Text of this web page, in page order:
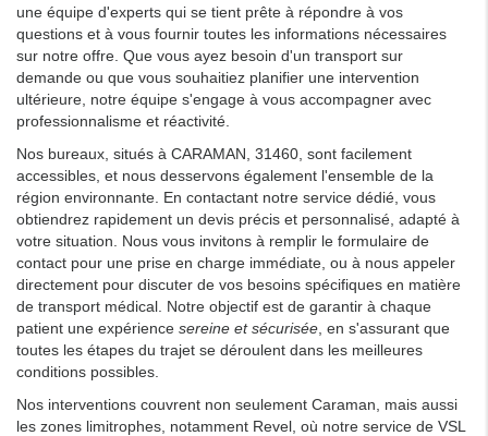
une équipe d'experts qui se tient prête à répondre à vos
questions et à vous fournir toutes les informations nécessaires
sur notre offre. Que vous ayez besoin d'un transport sur
demande ou que vous souhaitiez planifier une intervention
ultérieure, notre équipe s'engage à vous accompagner avec
professionnalisme et réactivité.
Nos bureaux, situés à CARAMAN, 31460, sont facilement
accessibles, et nous desservons également l'ensemble de la
région environnante. En contactant notre service dédié, vous
obtiendrez rapidement un devis précis et personnalisé, adapté à
votre situation. Nous vous invitons à remplir le formulaire de
contact pour une prise en charge immédiate, ou à nous appeler
directement pour discuter de vos besoins spécifiques en matière
de transport médical. Notre objectif est de garantir à chaque
patient une expérience sereine et sécurisée , en s'assurant que
toutes les étapes du trajet se déroulent dans les meilleures
conditions possibles.
Nos interventions couvrent non seulement Caraman, mais aussi
les zones limitrophes, notamment Revel, où notre service de VSL